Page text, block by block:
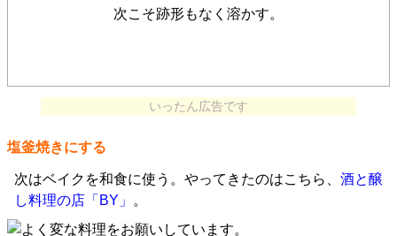
次こそ跡形もなく溶かす。
いったん広告です
塩釜焼きにする
次はベイクを和食に使う。やってきたのはこちら、 酒と醸
し料理の店「BY」
。